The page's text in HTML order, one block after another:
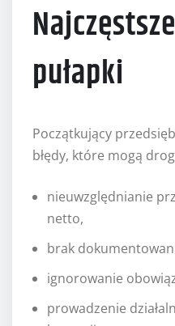
pułapki
Początkujący
błędy, które mogą
nieuwzględnianie
netto,
brak
ignorowanie
prowadzenie